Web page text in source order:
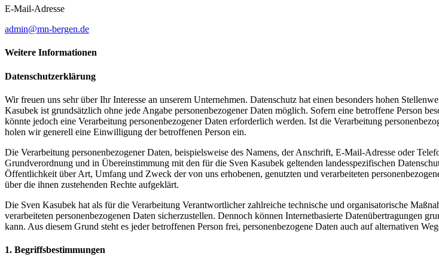
E-Mail-Adresse
admin@mn-bergen.de
Weitere Informationen
Datenschutzerklärung
Wir freuen uns sehr über Ihr Interesse an unserem Unternehmen. Datenschutz hat einen besonders hohen
Kasubek ist grundsätzlich ohne jede Angabe personenbezogener Daten möglich. Sofern eine betroffene Person
könnte jedoch eine Verarbeitung personenbezogener Daten erforderlich werden. Ist die Verarbeitung
holen wir generell eine Einwilligung der betroffenen Person ein.
Die Verarbeitung personenbezogener Daten, beispielsweise des Namens, der Anschrift, E-Mail-Adresse oder
Grundverordnung und in Übereinstimmung mit den für die Sven Kasubek geltenden landesspezifischen
Öffentlichkeit über Art, Umfang und Zweck der von uns erhobenen, genutzten und verarbeiteten
über die ihnen zustehenden Rechte aufgeklärt.
Die Sven Kasubek hat als für die Verarbeitung Verantwortlicher zahlreiche technische und organisatorische
verarbeiteten personenbezogenen Daten sicherzustellen. Dennoch können Internetbasierte Datenübertragungen
kann. Aus diesem Grund steht es jeder betroffenen Person frei, personenbezogene Daten auch auf alternativen
1. Begriffsbestimmungen